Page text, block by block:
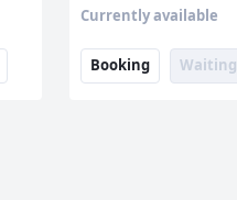
Currently available
Booking Waiting